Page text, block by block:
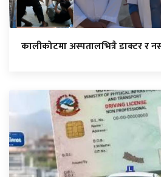
कालीकोटमा अस्पतालभित्रै डाक्टर र